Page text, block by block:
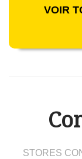
VOIR
STORES